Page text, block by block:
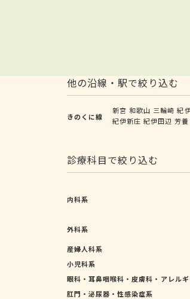
他の沿線・駅で絞り込む
きのくに線
新宮 和歌山 三輪崎 紀
紀伊新庄 紀伊田辺 芳養
診療科目で絞り込む
内科系
外科系
産婦人科系
小児科系
眼科・耳鼻咽喉科・皮膚科・アレル
肛門・泌尿器・性感染症系